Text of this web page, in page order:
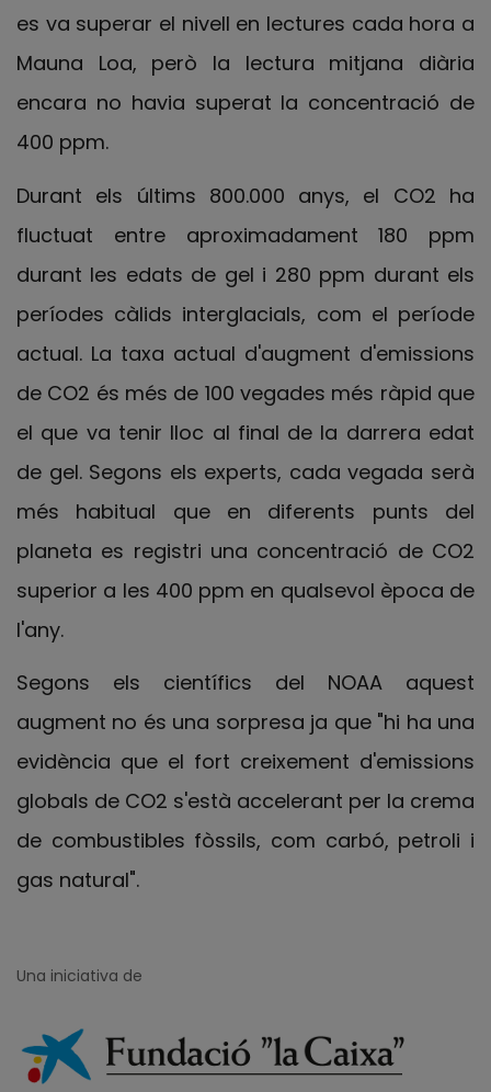
es va superar el nivell en lectures cada hora a
Mauna Loa, però la lectura mitjana diària
encara no havia superat la concentració de
400 ppm.
Durant els últims 800.000 anys, el CO2 ha
fluctuat entre aproximadament 180 ppm
durant les edats de gel i 280 ppm durant els
períodes càlids interglacials, com el període
actual. La taxa actual d'augment d'emissions
de CO2 és més de 100 vegades més ràpid que
el que va tenir lloc al final de la darrera edat
de gel. Segons els experts, cada vegada serà
més habitual que en diferents punts del
planeta es registri una concentració de CO2
superior a les 400 ppm en qualsevol època de
l'any.
Segons els científics del NOAA aquest
augment no és una sorpresa ja que "hi ha una
evidència que el fort creixement d'emissions
globals de CO2 s'està accelerant per la crema
de combustibles fòssils, com carbó, petroli i
gas natural".
Una iniciativa de